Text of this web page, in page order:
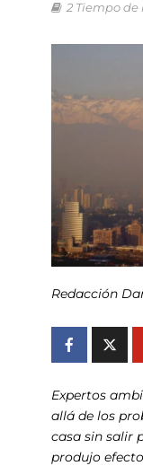
2 Tiempo de
Redacción
Expertos
allá de los
casa sin salir
produjo